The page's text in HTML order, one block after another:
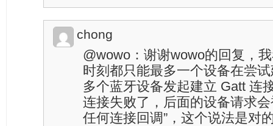
chong
@wowo：谢谢wowo的回复，
时刻都只能最多一个设备在尝
多个蓝牙设备发起建立 Gatt 连
连接失败了，后面的设备请求
任何连接回调”，这个说法是对